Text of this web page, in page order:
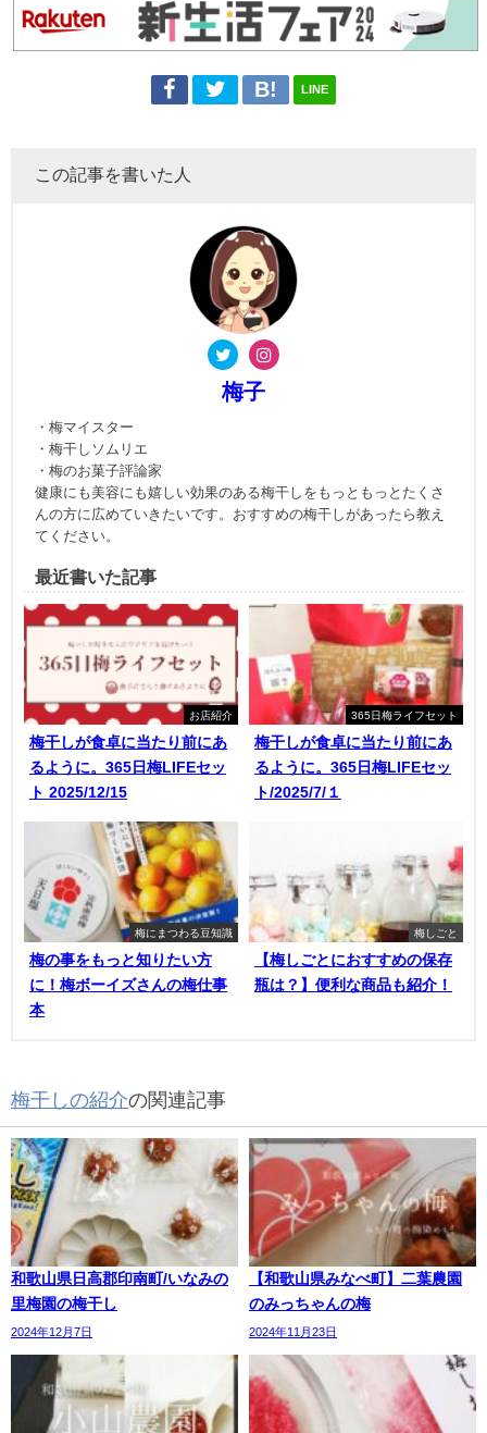
LINE
この記事を書いた人
梅子
・梅マイスター
・梅干しソムリエ
・梅のお菓子評論家
健康にも美容にも嬉しい効果のある梅干しをもっともっとたくさ
んの方に広めていきたいです。おすすめの梅干しがあったら教え
てください。
最近書いた記事
お店紹介
梅干しが食卓に当たり前にあ
るように。365日梅LIFEセッ
ト 2025/12/15
365日梅ライフセット
梅干しが食卓に当たり前にあ
るように。365日梅LIFEセッ
ト/2025/7/１
梅にまつわる豆知識
梅の事をもっと知りたい方
に！梅ボーイズさんの梅仕事
本
梅しごと
【梅しごとにおすすめの保存
瓶は？】便利な商品も紹介！
梅干しの紹介の関連記事
和歌山県日高郡印南町/いなみの
里梅園の梅干し
2024年12月7日
【和歌山県みなべ町】二葉農園
のみっちゃんの梅
2024年11月23日